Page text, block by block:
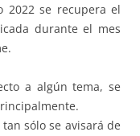
se recupera el
durante el mes
a algún tema, se
tan sólo se avisará de